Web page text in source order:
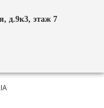
д.9к3, этаж 7